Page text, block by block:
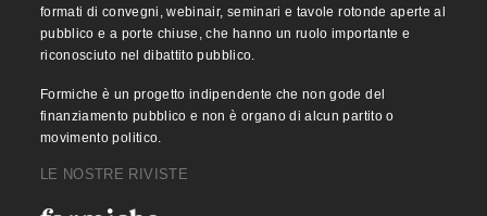
formati di convegni, webinair, seminari e tavole rotonde aperte al
pubblico e a porte chiuse, che hanno un ruolo importante e
riconosciuto nel dibattito pubblico.
Formiche è un progetto indipendente che non gode del
finanziamento pubblico e non è organo di alcun partito o
movimento politico.
LE NOSTRE RIVISTE